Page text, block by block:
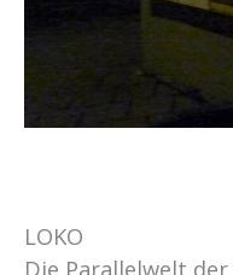
LOKO
Die Parallelwelt